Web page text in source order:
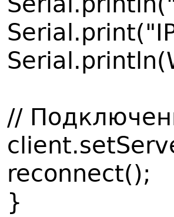
//
reconnect();
}